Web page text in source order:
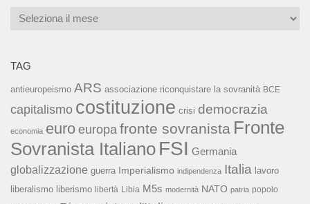
Archivi
TAG
antieuropeismo ARS associazione riconquistare la sovranità BCE
capitalismo costituzione crisi democrazia
economia euro europa fronte sovranista Fronte
Sovranista Italiano FSI Germania
globalizzazione guerra Imperialismo indipendenza Italia lavoro
liberalismo liberismo libertà Libia M5s modernità NATO patria popolo